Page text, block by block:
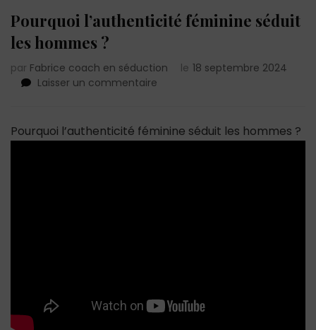
Pourquoi l’authenticité féminine séduit
les hommes ?
par Fabrice coach en séduction le 18 septembre 2024
Laisser un commentaire
féminine
séduit
Pourquoi l’authenticité féminine séduit les hommes ?